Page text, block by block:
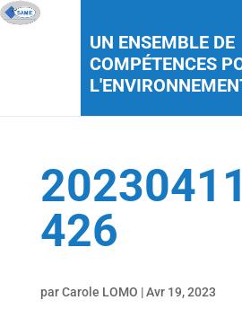
UN ENSEMBLE DE
COMPÉTENCES
426
parCarole LOMO |Avr 19, 2023